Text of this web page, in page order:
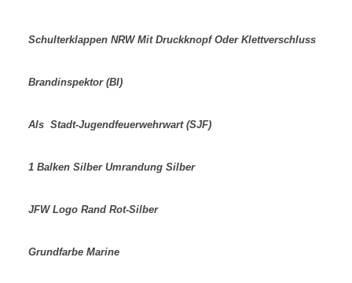
Schulterklappen NRW Mit Druckknopf Oder Klettverschluss
Brandinspektor (BI)
Als Stadt-Jugendfeuerwehrwart (SJF)
1 Balken Silber Umrandung Silber
JFW Logo Rand Rot-Silber
Grundfarbe Marine